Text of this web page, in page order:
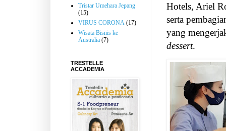
Hotels, Ariel
serta
yang
dessert.
Tristar Umehara Jepang
(15)
VIRUS CORONA (17)
Wisata Bisnis ke
Australia (7)
TRESTELLE
ACCADEMIA